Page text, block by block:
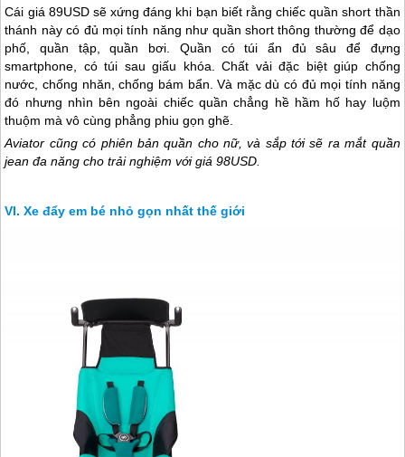
Cái giá 89USD sẽ xứng đáng khi bạn biết rằng chiếc quần short thần
thánh này có đủ mọi tính năng như quần short thông thường để dạo
phố, quần tập, quần bơi. Quần có túi ẩn đủ sâu để đựng
smartphone, có túi sau giấu khóa. Chất vải đặc biệt giúp chống
nước, chống nhăn, chống bám bẩn. Và mặc dù có đủ mọi tính năng
đó nhưng nhìn bên ngoài chiếc quần chẳng hề hầm hố hay luộm
thuộm mà vô cùng phẳng phiu gọn ghẽ.
Aviator cũng có phiên bản quần cho nữ, và sắp tới sẽ ra mắt quần
jean đa năng cho trải nghiệm với giá 98USD.
Xe đẩy em bé nhỏ gọn nhất thế giới